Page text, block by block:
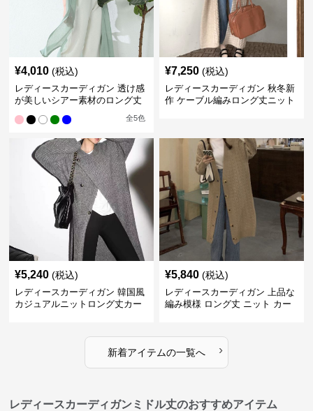
¥4,010 (税込)
レディースカーディガン 透け感
が美しいシアー素材のロング丈
全5色
¥7,250 (税込)
レディースカーディガン 秋冬新
作 ケーブル編みロング丈ニット
¥5,240 (税込)
レディースカーディガン 韓国風
カジュアルニットロング丈カー
¥5,840 (税込)
レディースカーディガン 上品な
編み模様 ロング丈 ニット カー
新着アイテムの一覧へ ›
レディースカーディガンミドル丈のおすすめアイテム